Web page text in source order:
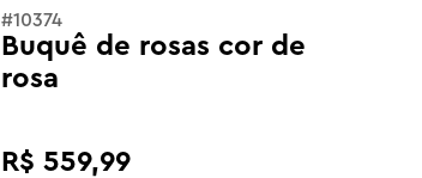
#10374
Buquê de rosas cor de
rosa
R$ 559,99
pokemon
ferrari